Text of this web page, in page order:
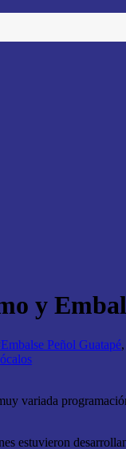
y
Peñol Guatapé,
variada
estuvieron